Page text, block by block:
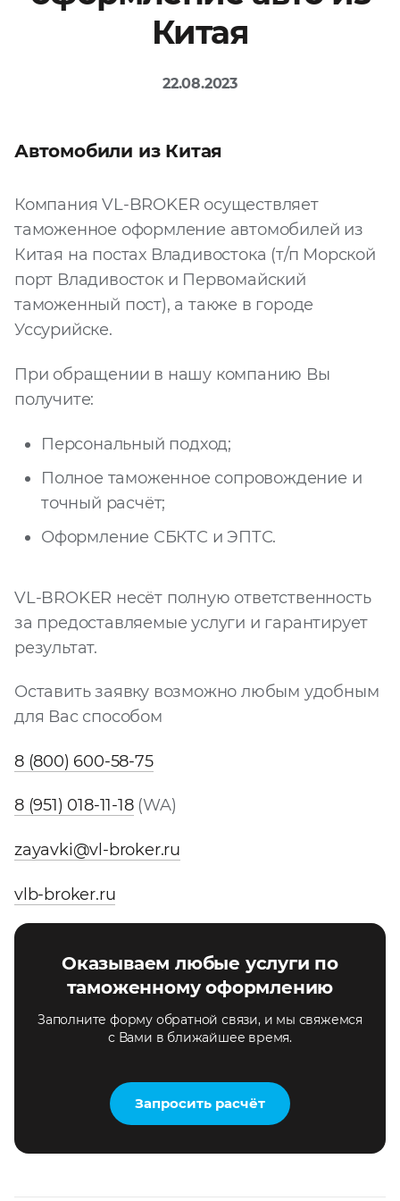
Китая
22.08.2023
Автомобили из Китая
Компания VL-BROKER осуществляет
таможенное оформление автомобилей из
Китая на постах Владивостока (т/п Морской
порт Владивосток и Первомайский
таможенный пост), а также в городе
Уссурийске.
При обращении в нашу компанию Вы
получите:
Персональный подход;
Полное таможенное сопровождение и
точный расчёт;
Оформление СБКТС и ЭПТС.
VL-BROKER несёт полную ответственность
за предоставляемые услуги и гарантирует
результат.
Оставить заявку возможно любым удобным
для Вас способом
8 (800) 600-58-75
8 (951) 018-11-18(WA)
zayavki@vl-broker.ru
vlb-broker.ru
Оказываем любые услуги по
таможенному оформлению
Заполните форму обратной связи, и мы свяжемся
с Вами в ближайшее время.
Запросить расчёт
Файл
Согласен с
политикой
конфиденциальности
и наобработку моих
персональных